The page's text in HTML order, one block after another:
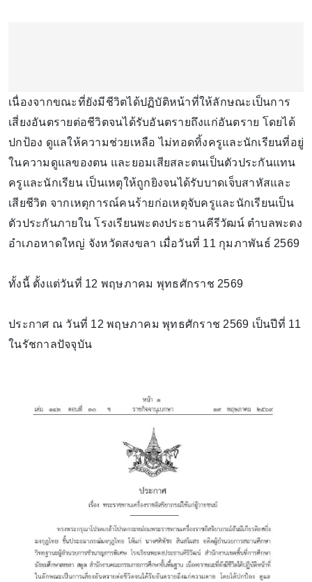
เนื่องจากขณะที่ยังมีชีวิตได้ปฏิบัติหน้าที่ให้ลักษณะเป็นการ
เสี่ยงอันตรายต่อชีวิตจนได้รับอันตรายถึงแก่อันตราย โดยได้
ปกป้อง ดูแลให้ความช่วยเหลือ ไม่ทอดทิ้งครูและนักเรียนที่อยู่
ในความดูแลของตน และยอมเสียสละตนเป็นตัวประกันแทน
ครูและนักเรียน เป็นเหตุให้ถูกยิงจนได้รับบาดเจ็บสาหัสและ
เสียชีวิต จากเหตุการณ์คนร้ายก่อเหตุจับครูและนักเรียนเป็น
ตัวประกันภายใน โรงเรียนพะตงประธานคีรีวัฒน์ ตำบลพะตง
อำเภอหาดใหญ่ จังหวัดสงขลา เมื่อวันที่ 11 กุมภาพันธ์ 2569
ทั้งนี้ ตั้งแต่วันที่ 12 พฤษภาคม พุทธศักราช 2569
ประกาศ ณ วันที่ 12 พฤษภาคม พุทธศักราช 2569 เป็นปีที่ 11
ในรัชกาลปัจจุบัน